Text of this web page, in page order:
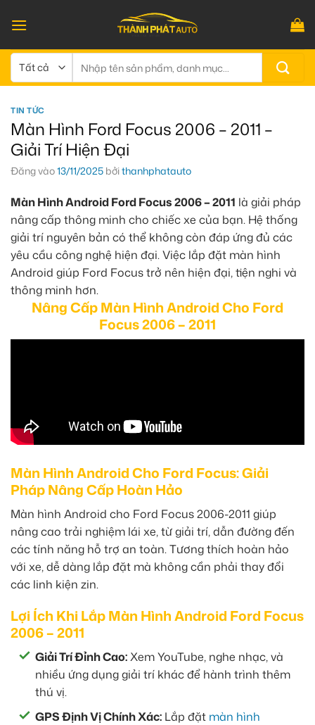
qua
dung
kiếm:
TIN TỨC
Màn Hình Ford Focus 2006 – 2011 –
Giải Trí Hiện Đại
Đăng vào13/11/2025 bởithanhphatauto
Màn Hình Android Ford Focus 2006 – 2011 là giải pháp
nâng cấp thông minh cho chiếc xe của bạn. Hệ thống
giải trí nguyên bản có thể không còn đáp ứng đủ các
yêu cầu công nghệ hiện đại. Việc lắp đặt màn hình
Android giúp Ford Focus trở nên hiện đại, tiện nghi và
thông minh hơn.
Nâng Cấp Màn Hình Android Cho Ford
Focus 2006 – 2011
Màn Hình Android Cho Ford Focus: Giải
Pháp Nâng Cấp Hoàn Hảo
Màn hình Android cho Ford Focus 2006-2011 giúp
nâng cao trải nghiệm lái xe, từ giải trí, dẫn đường đến
các tính năng hỗ trợ an toàn. Tương thích hoàn hảo
với xe, dễ dàng lắp đặt mà không cần phải thay đổi
các linh kiện zin.
Lợi Ích Khi Lắp Màn Hình Android Ford Focus
2006 – 2011
Giải Trí Đỉnh Cao:Xem YouTube, nghe nhạc, và
nhiều ứng dụng giải trí khác để hành trình thêm
thú vị.
GPS Định Vị Chính Xác: Lắp đặt màn hình